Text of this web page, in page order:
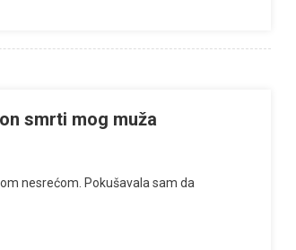
smrti mog muža
nesrećom. Pokušavala sam da